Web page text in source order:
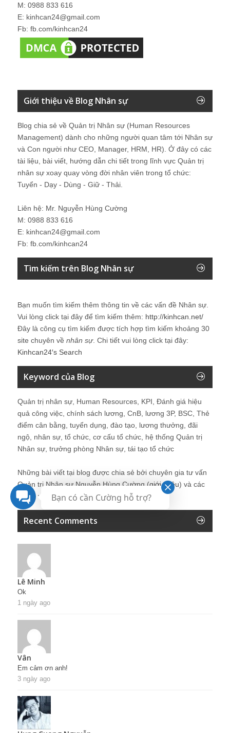
M: 0988 833 616
E: kinhcan24@gmail.com
Fb: fb.com/kinhcan24
Giới thiệu về Blog Nhân sự
Blog chia sẻ về Quản trị Nhân sự (Human Resources
Management) dành cho những người quan tâm tới Nhân sự
và Con người như CEO, Manager, HRM, HR). Ở đây có các
tài liệu, bài viết, hướng dẫn chi tiết trong lĩnh vực Quản trị
nhân sự xoay quay vòng đời nhân viên trong tổ chức:
Tuyển - Dạy - Dùng - Giữ - Thải.
Liên hệ: Mr. Nguyễn Hùng Cường
M: 0988 833 616
E: kinhcan24@gmail.com
Fb: fb.com/kinhcan24
Tìm kiếm trên Blog Nhân sự
Bạn muốn tìm kiếm thêm thông tin về các vấn đề Nhân sự
Vui lòng click tại đây để tìm kiếm thêm: http://kinhcan.net/
Đây là công cụ tìm kiếm được tích hợp tìm kiếm khoảng 30
site chuyên về nhân sự. Chi tiết vui lòng click tại đây:
Kinhcan24′s Search
Keyword của Blog
Quản trị nhân sự, Human Resources, KPI, Đánh giá hiệu
quả công việc, chính sách lương, CnB, lương 3P, BSC, Thẻ
điểm cân bằng, tuyển dụng, đào tạo, lương thưởng, đãi
ngộ, nhân sự, tổ chức, cơ cấu tổ chức, hệ thống Quản trị
Nhân sự, trưởng phòng Nhân sự, tái tạo tổ chức
Những bài viết tại blog được chia sẻ bởi chuyên gia tư vấn
Quản trị Nhân sự Nguyễn Hùng Cường (giới thiệu) và các
thành viên khác trong cộng đồng Nhân sự.
Recent Comments
Lê Minh
Ok
1 ngày ago
Vân
Em cảm ơn anh!
3 ngày ago
Bạn có cần Cường hỗ trợ?